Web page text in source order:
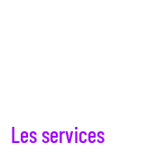
Les services